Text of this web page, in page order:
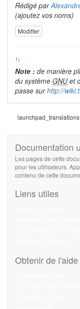
Rédigé par
(ajoutez vos noms)
Modifier
1)
Note : de manière
du système GNUet
passe surhttp://
Documentation
Les pages de cette
pour les utilisateurs.
contenu de cette
Liens utiles
Obtenir de l'aide